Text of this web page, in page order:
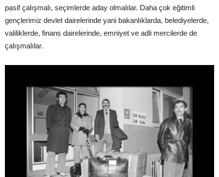
pasif çalışmalı, seçimlerde aday olmalılar. Daha çok eğitimli
gençlerimiz devlet dairelerinde yani bakanlıklarda, belediyelerde,
valiliklerde, finans dairelerinde, emniyet ve adli mercilerde de
çalışmalılar.